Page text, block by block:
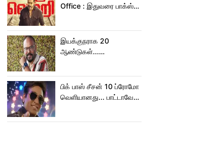
Office : இதுவரை பாக்ஸ்
இயக்குநராக 20
ஆண்டுகள்...
பிக் பாஸ் சீசன் 10 ப்ரோமோ
வெளியானது... பாட்டாவே